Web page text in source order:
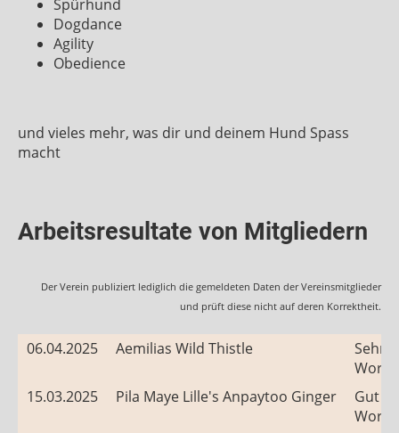
Spürhund
Dogdance
Agility
Obedience
und vieles mehr, was dir und deinem Hund Spass
macht
Arbeitsresultate von Mitgliedern
Der Verein publiziert lediglich die gemeldeten Daten der Vereinsmitglieder
und prüft diese nicht auf deren Korrektheit.
06.04.2025 Aemilias Wild Thistle
Sehr
15.03.2025
Pila Maye Lille's Anpaytoo Ginger
Gut -